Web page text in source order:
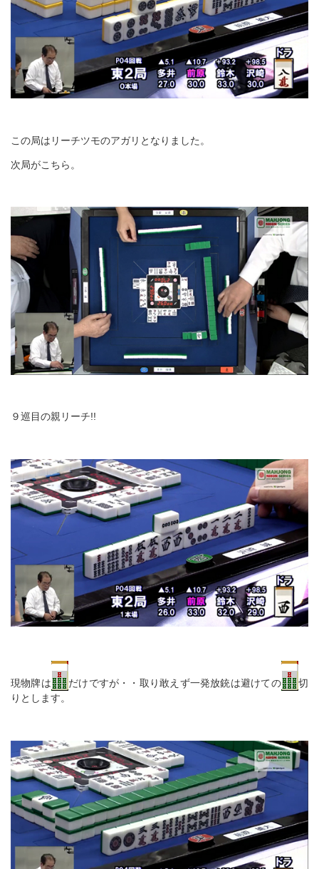
この局はリーチツモのアガリとなりました。
次局がこちら。
９巡目の親リーチ!!
現物牌は だけですが・・取り敢えず一発放銃は避けての
切
りとします。